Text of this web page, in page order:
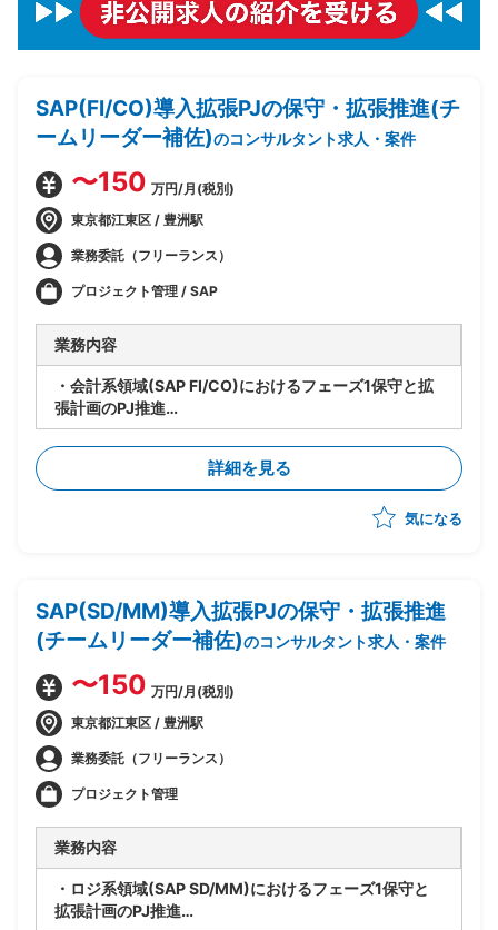
SAP(FI/CO)導入拡張PJの保守・拡張推進(チ
ームリーダー補佐)のコンサルタント求人・案件
〜150 万円/月(税別)
東京都江東区 / 豊洲駅
業務委託（フリーランス）
プロジェクト管理 / SAP
業務内容
・会計系領域(SAP FI/CO)におけるフェーズ1保守と拡
張計画のPJ推進
・要員管理、進捗管理、タスク管理を担当
・設計レビューの実施
・関係者調整(エンドユーザ・ベンダー・オフショア開
発メンバ間)
・ベンダー統制及びチームコミュニケーションの推進
詳細を見る
気になる
SAP(SD/MM)導入拡張PJの保守・拡張推進
(チームリーダー補佐)のコンサルタント求人・案件
〜150 万円/月(税別)
東京都江東区 / 豊洲駅
業務委託（フリーランス）
プロジェクト管理
業務内容
・ロジ系領域(SAP SD/MM)におけるフェーズ1保守と
拡張計画のPJ推進